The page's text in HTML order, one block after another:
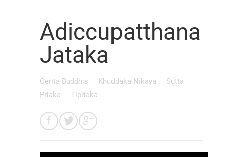
Adiccupatthana
Jataka
Cerita Buddhis Khuddaka Nikaya
Sutta
Pitaka
Tipitaka